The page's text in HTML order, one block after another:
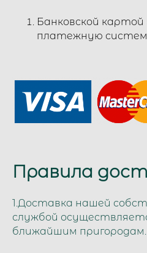
Банковской
платежную
Правила
1.Доставка нашей
службой
ближайшим пригородам.